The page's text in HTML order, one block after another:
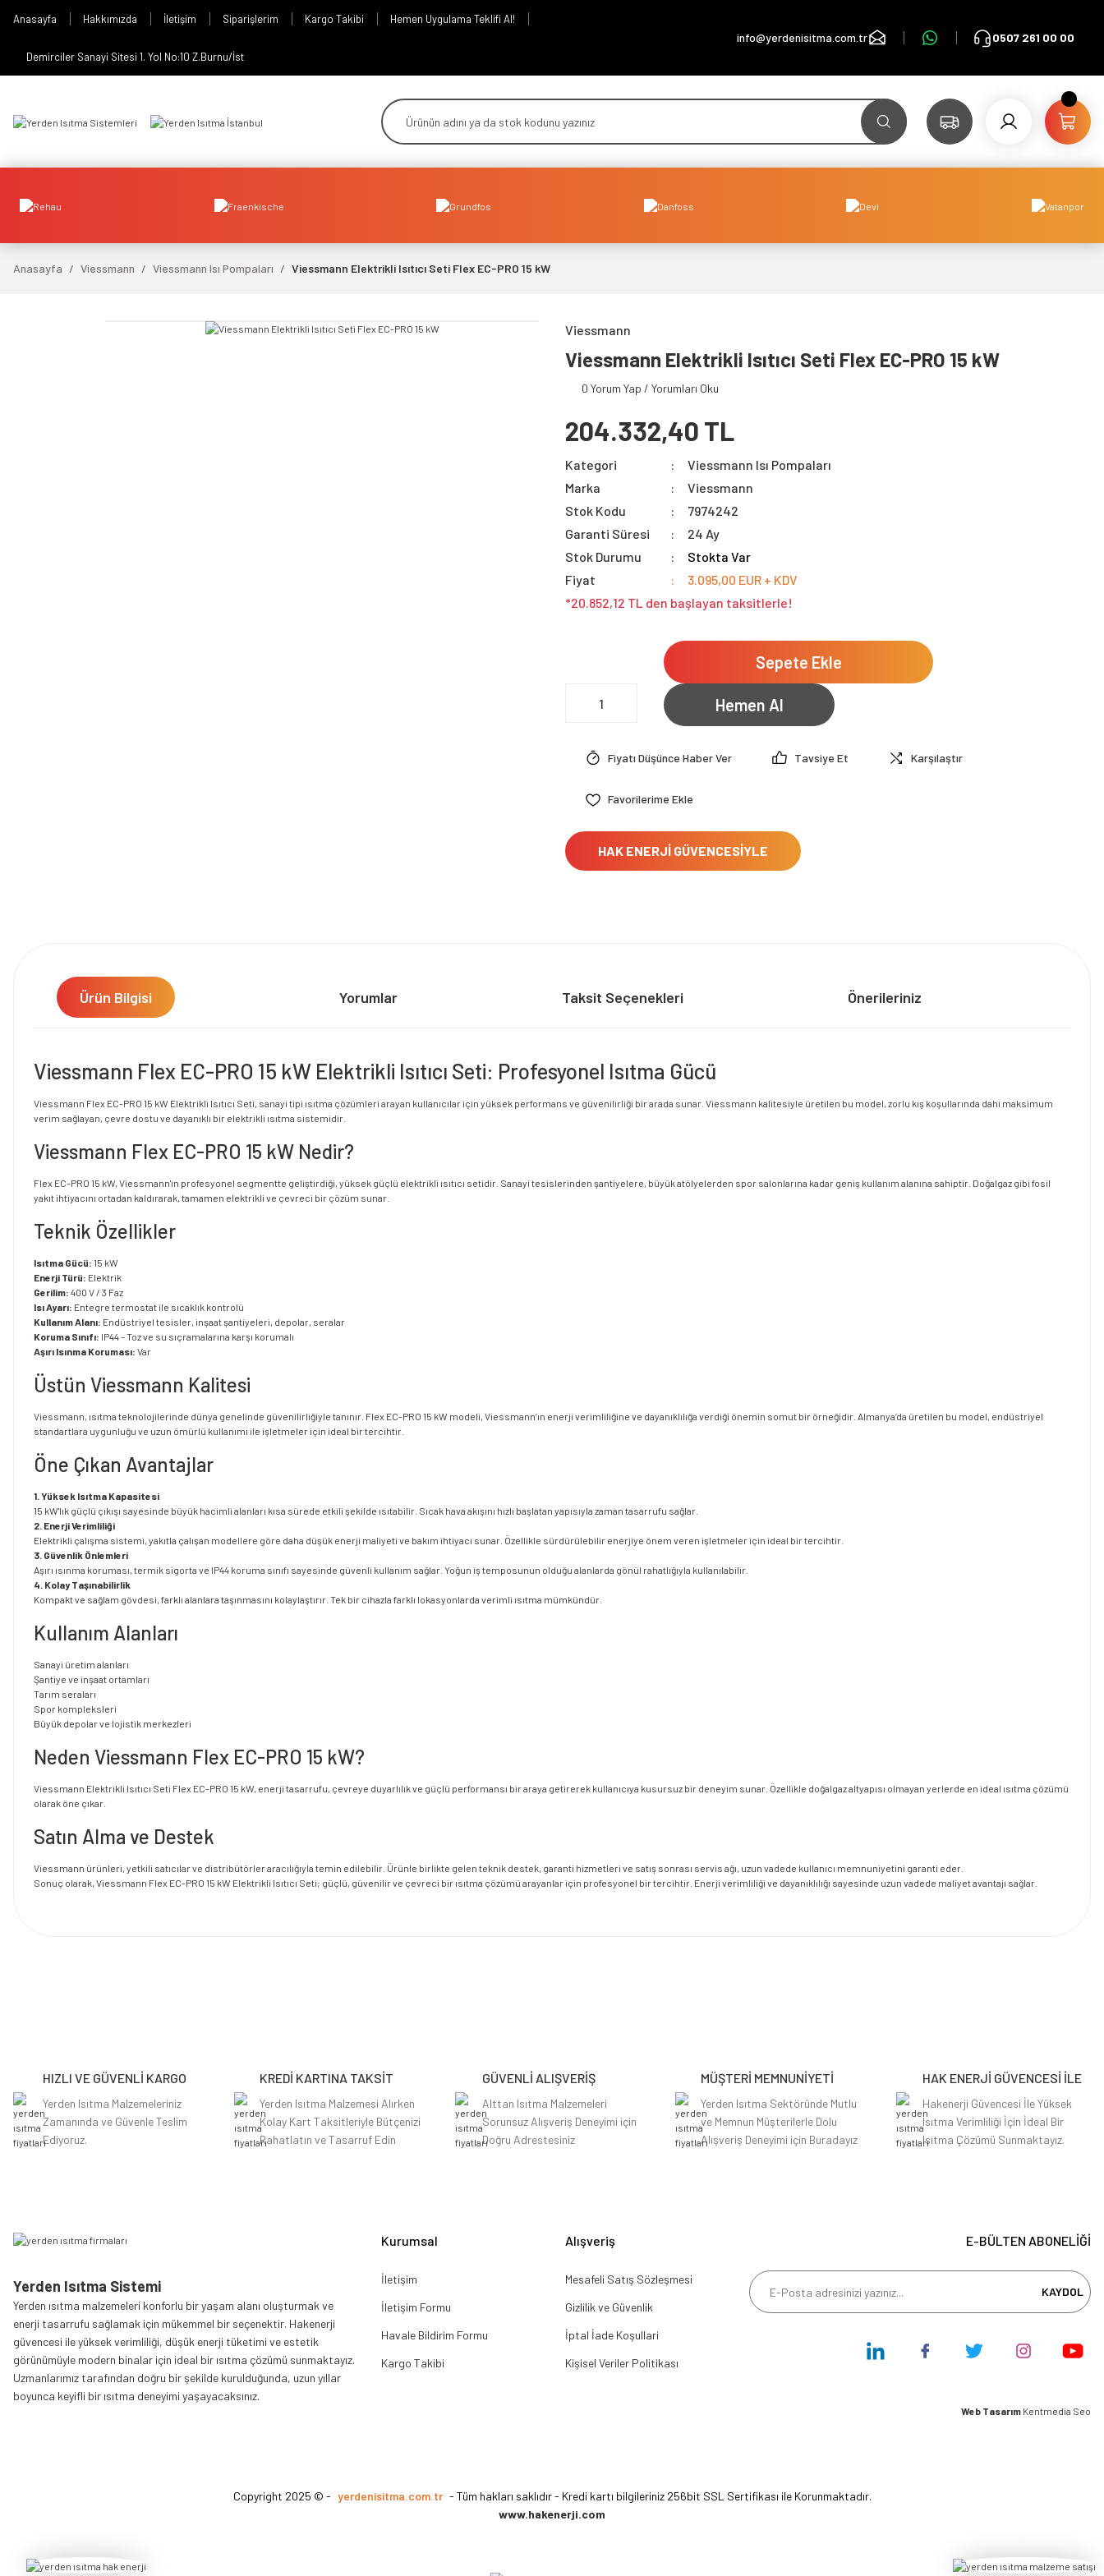
Anasayfa Hakkımızda İletişim Siparişlerim Kargo Takibi Hemen Uygulama Teklifi Al!
Demirciler Sanayi Sitesi 1. Yol No:10 Z.Burnu/İst
info@yerdenisitma.com.tr 0507 261 00 00
Anasayfa Viessmann Viessmann Isı Pompaları Viessmann Elektrikli Isıtıcı Seti Flex EC-PRO 15 kW
Viessmann
Viessmann Elektrikli Isıtıcı Seti Flex EC-PRO 15 kW
0 Yorum Yap / Yorumları Oku
204.332,40 TL
Kategori
Viessmann Isı Pompaları
Marka
Viessmann
Stok Kodu
7974242
Garanti Süresi
24 Ay
Stok Durumu
Stokta Var
Fiyat
3.095,00 EUR + KDV
*20.852,12 TL den başlayan taksitlerle!
Sepete Ekle
Hemen Al
Fiyatı Düşünce Haber Ver Tavsiye Et Karşılaştır
HAK ENERJİ GÜVENCESİYLE
Ürün Bilgisi Yorumlar Taksit Seçenekleri Önerileriniz
Viessmann Flex EC-PRO 15 kW Elektrikli Isıtıcı Seti: Profesyonel Isıtma Gücü
Viessmann Flex EC-PRO 15 kW Elektrikli Isıtıcı Seti, sanayi tipi ısıtma çözümleri arayan kullanıcılar için yüksek performans ve güvenilirliği bir arada sunar. Viessmann kalitesiyle üretilen bu model, zorlu kış koşullarında dahi maksimum
verim sağlayan, çevre dostu ve dayanıklı bir elektrikli ısıtma sistemidir.
Viessmann Flex EC-PRO 15 kW Nedir?
Flex EC-PRO 15 kW, Viessmann'ın profesyonel segmentte geliştirdiği, yüksek güçlü elektrikli ısıtıcı setidir. Sanayi tesislerinden şantiyelere, büyük atölyelerden spor salonlarına kadar geniş kullanım alanına sahiptir. Doğalgaz gibi fosil
yakıt ihtiyacını ortadan kaldırarak, tamamen elektrikli ve çevreci bir çözüm sunar.
Teknik Özellikler
Isıtma Gücü: 15 kW
Enerji Türü: Elektrik
Gerilim: 400 V / 3 Faz
Isı Ayarı: Entegre termostat ile sıcaklık kontrolü
Kullanım Alanı: Endüstriyel tesisler, inşaat şantiyeleri, depolar, seralar
Koruma Sınıfı: IP44 – Toz ve su sıçramalarına karşı korumalı
Aşırı Isınma Koruması: Var
Üstün Viessmann Kalitesi
Viessmann, ısıtma teknolojilerinde dünya genelinde güvenilirliğiyle tanınır. Flex EC-PRO 15 kW modeli, Viessmann’ın enerji verimliliğine ve dayanıklılığa verdiği önemin somut bir örneğidir. Almanya’da üretilen bu model, endüstriyel
standartlara uygunluğu ve uzun ömürlü kullanımı ile işletmeler için ideal bir tercihtir.
Öne Çıkan Avantajlar
1. Yüksek Isıtma Kapasitesi
15 kW'lık güçlü çıkışı sayesinde büyük hacimli alanları kısa sürede etkili şekilde ısıtabilir. Sıcak hava akışını hızlı başlatan yapısıyla zaman tasarrufu sağlar.
2. Enerji Verimliliği
Elektrikli çalışma sistemi, yakıtla çalışan modellere göre daha düşük enerji maliyeti ve bakım ihtiyacı sunar. Özellikle sürdürülebilir enerjiye önem veren işletmeler için ideal bir tercihtir.
3. Güvenlik Önlemleri
Aşırı ısınma koruması, termik sigorta ve IP44 koruma sınıfı sayesinde güvenli kullanım sağlar. Yoğun iş temposunun olduğu alanlarda gönül rahatlığıyla kullanılabilir.
4. Kolay Taşınabilirlik
Kompakt ve sağlam gövdesi, farklı alanlara taşınmasını kolaylaştırır. Tek bir cihazla farklı lokasyonlarda verimli ısıtma mümkündür.
Kullanım Alanları
Sanayi üretim alanları
Şantiye ve inşaat ortamları
Tarım seraları
Spor kompleksleri
Büyük depolar ve lojistik merkezleri
Neden Viessmann Flex EC-PRO 15 kW?
Viessmann Elektrikli Isıtıcı Seti Flex EC-PRO 15 kW, enerji tasarrufu, çevreye duyarlılık ve güçlü performansı bir araya getirerek kullanıcıya kusursuz bir deneyim sunar. Özellikle doğalgaz altyapısı olmayan yerlerde en ideal ısıtma çözümü
olarak öne çıkar.
Satın Alma ve Destek
Viessmann ürünleri, yetkili satıcılar ve distribütörler aracılığıyla temin edilebilir. Ürünle birlikte gelen teknik destek, garanti hizmetleri ve satış sonrası servis ağı, uzun vadede kullanıcı memnuniyetini garanti eder.
Sonuç olarak, Viessmann Flex EC-PRO 15 kW Elektrikli Isıtıcı Seti; güçlü, güvenilir ve çevreci bir ısıtma çözümü arayanlar için profesyonel bir tercihtir. Enerji verimliliği ve dayanıklılığı sayesinde uzun vadede maliyet avantajı sağlar.
Ürün bilgilerinde hatalar bulunuyor.
Ürün fiyatı diğer sitelerden daha pahalı.
Bu ürüne benzer farklı alternatifler olmalı.
HIZLI VE GÜVENLİ KARGO
Yerden Isıtma Malzemeleriniz
Zamanında ve Güvenle Teslim
Ediyoruz.
KREDİ KARTINA TAKSİT
Yerden Isıtma Malzemesi Alırken
Kolay Kart Taksitleriyle Bütçenizi
Rahatlatın ve Tasarruf Edin
GÜVENLİ ALIŞVERİŞ
Alttan Isıtma Malzemeleri
Sorunsuz Alışveriş Deneyimi için
Doğru Adrestesiniz
MÜŞTERİ MEMNUNİYETİ
Yerden Isıtma Sektöründe Mutlu
ve Memnun Müşterilerle Dolu
Alışveriş Deneyimi için Buradayız
HAK ENERJİ GÜVENCESİ İLE
Hakenerji Güvencesi İle Yüksek
Isıtma Verimliliği İçin İdeal Bir
Isıtma Çözümü Sunmaktayız.
Yerden Isıtma Sistemi
Yerden ısıtma malzemeleri konforlu bir yaşam alanı oluşturmak ve
enerji tasarrufu sağlamak için mükemmel bir seçenektir. Hakenerji
güvencesi ile yüksek verimliliği, düşük enerji tüketimi ve estetik
görünümüyle modern binalar için ideal bir ısıtma çözümü sunmaktayız.
Uzmanlarımız tarafından doğru bir şekilde kurulduğunda, uzun yıllar
boyunca keyifli bir ısıtma deneyimi yaşayacaksınız.
Kurumsal
İletişim
İletişim Formu
Havale Bildirim Formu
Kargo Takibi
Alışveriş
Mesafeli Satış Sözleşmesi
Gizlilik ve Güvenlik
İptal İade Koşullari
Kişisel Veriler Politikası
E-BÜLTEN ABONELİĞİ
KAYDOL
Web Tasarım Kentmedia Seo
Copyright 2025 © - yerdenisitma.com.tr - Tüm hakları saklıdır - Kredi kartı bilgileriniz 256bit SSL Sertifikası ile Korunmaktadır.
www.hakenerji.com